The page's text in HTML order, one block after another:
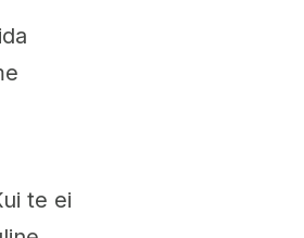
te ei